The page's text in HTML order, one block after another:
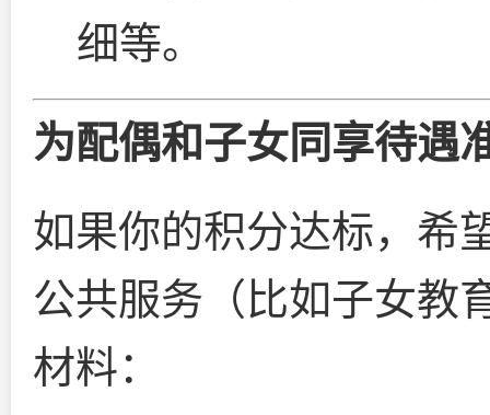
细等。
为配偶和子女同享待遇
如果你的积分达标，希
公共服务（比如子女教
材料：